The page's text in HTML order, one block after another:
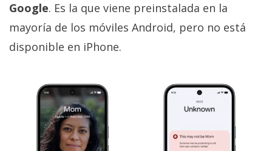
Google. Es la que viene preinstalada en la
mayoría de los móviles Android, pero no está
disponible en iPhone.